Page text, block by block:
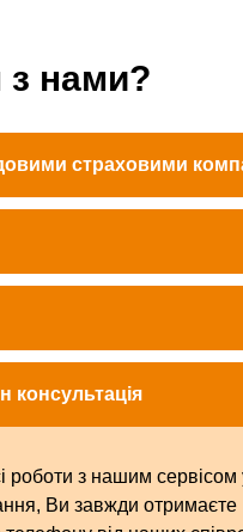
з нами?
страховими
консультація
роботи з нашим сервісом
Ви завжди отримаєте